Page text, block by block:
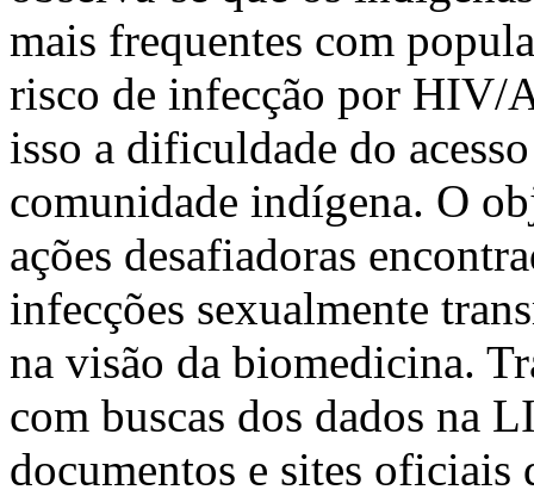
mais frequentes com
risco de infecção por HIV/
isso a dificuldade do
comunidade indígena. O
ações desafiadoras
infecções sexualmente
na visão da biomedicina.
com buscas dos dados na
documentos e sites